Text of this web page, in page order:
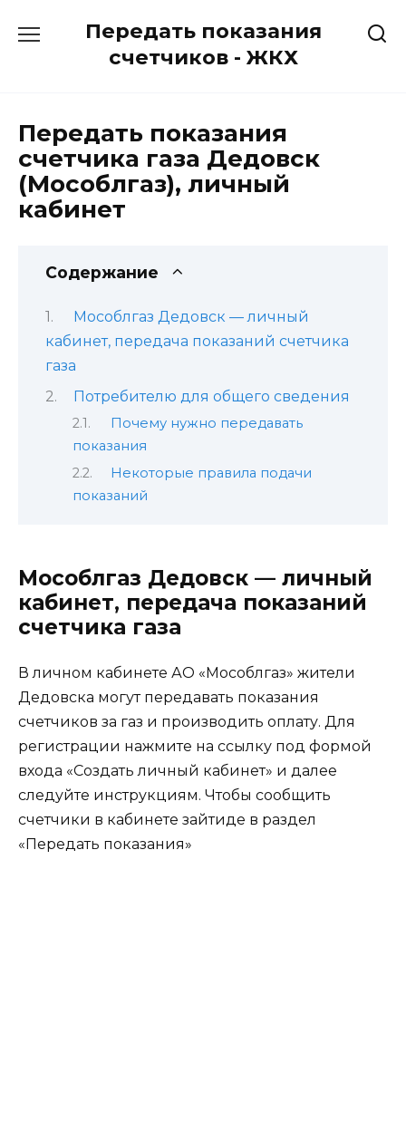
Передать показания
счетчиков - ЖКХ
Передать показания
счетчика газа Дедовск
(Мособлгаз), личный
кабинет
Содержание
Мособлгаз Дедовск — личный
кабинет, передача показаний счетчика
газа
Потребителю для общего сведения
Почему нужно передавать
показания
Некоторые правила подачи
показаний
Мособлгаз Дедовск — личный
кабинет, передача показаний
счетчика газа
В личном кабинете АО «Мособлгаз» жители
Дедовска могут передавать показания
счетчиков за газ и производить оплату. Для
регистрации нажмите на ссылку под формой
входа «Создать личный кабинет» и далее
следуйте инструкциям. Чтобы сообщить
счетчики в кабинете зайтиде в раздел
«Передать показания»